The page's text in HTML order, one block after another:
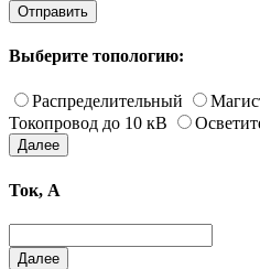
Отправить
Выберите топологию:
Распределительный
Токопровод до 10 кВ
Далее
Ток, А
Далее